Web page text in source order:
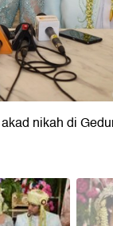
nikah di